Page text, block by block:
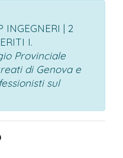
INGEGNERI | 2
I.
Provinciale
di Genova e
sul